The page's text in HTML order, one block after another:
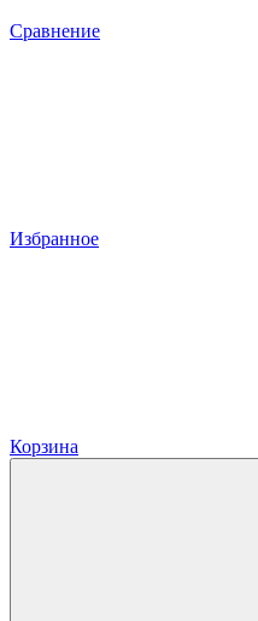
Сравнение
Избранное
Корзина